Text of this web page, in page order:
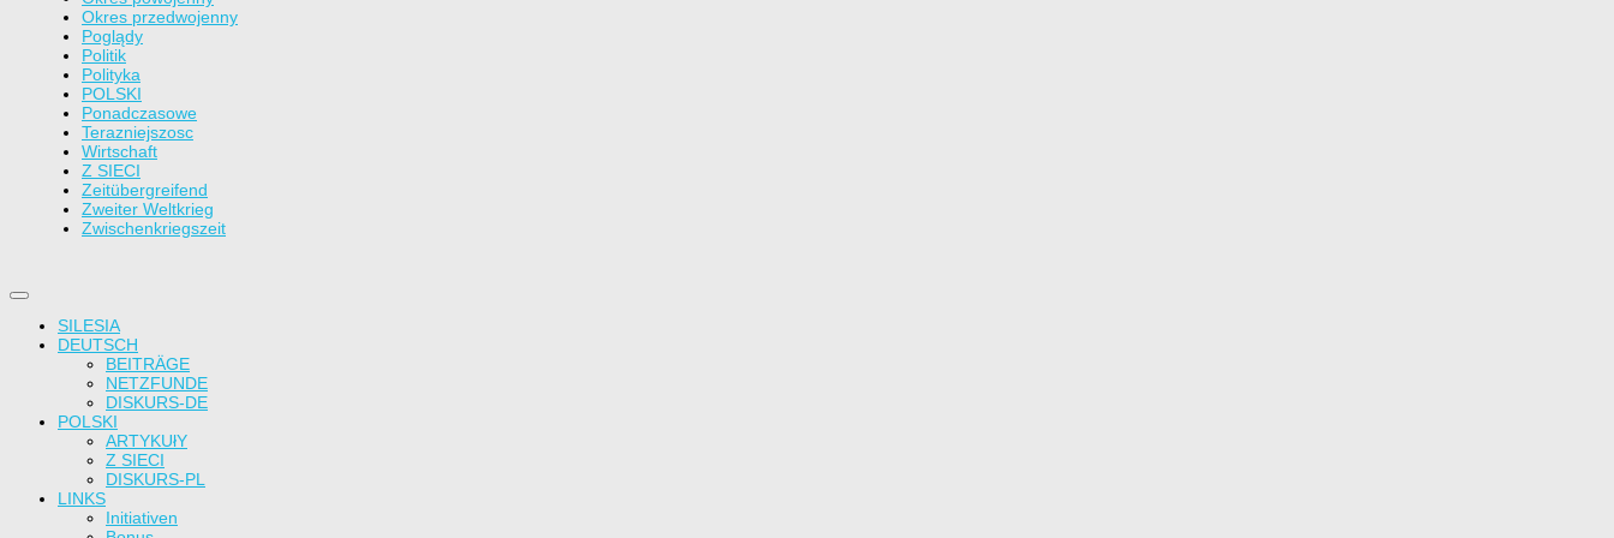
Okres przedwojenny
Poglądy
Politik
Polityka
POLSKI
Ponadczasowe
Terazniejszosc
Wirtschaft
Z SIECI
Zeitübergreifend
Zweiter Weltkrieg
Zwischenkriegszeit
SILESIA
DEUTSCH
BEITRÄGE
NETZFUNDE
DISKURS-DE
POLSKI
ARTYKUłY
Z SIECI
DISKURS-PL
LINKS
Initiativen